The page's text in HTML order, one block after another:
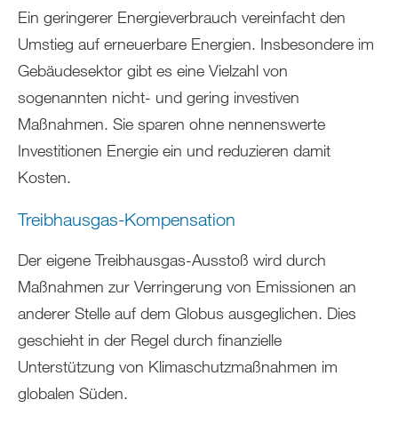
Ein geringerer Energieverbrauch vereinfacht den
Umstieg auf erneuerbare Energien. Insbesondere im
Gebäudesektor gibt es eine Vielzahl von
sogenannten nicht- und gering investiven
Maßnahmen. Sie sparen ohne nennenswerte
Investitionen Energie ein und reduzieren damit
Kosten.
Treibhausgas-Kompensation
Der eigene Treibhausgas-Ausstoß wird durch
Maßnahmen zur Verringerung von Emissionen an
anderer Stelle auf dem Globus ausgeglichen. Dies
geschieht in der Regel durch finanzielle
Unterstützung von Klimaschutzmaßnahmen im
globalen Süden.